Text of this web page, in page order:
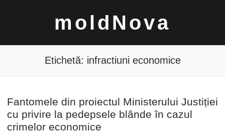
moldNova
Caută
după:
Etichetă: infractiuni economice
Fantomele din proiectul Ministerului Justiției
cu privire la pedepsele blânde în cazul
crimelor economice